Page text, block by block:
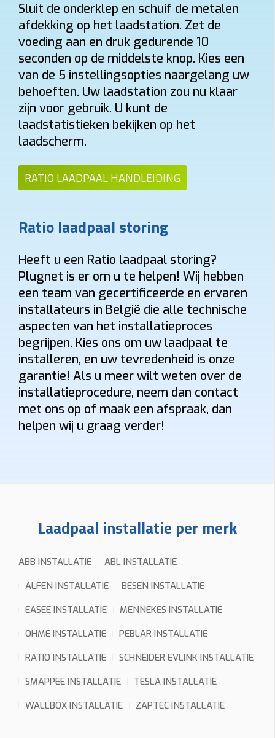
Sluit de onderklep en schuif de metalen
afdekking op het laadstation. Zet de
voeding aan en druk gedurende 10
seconden op de middelste knop. Kies een
van de 5 instellingsopties naargelang uw
behoeften. Uw laadstation zou nu klaar
zijn voor gebruik. U kunt de
laadstatistieken bekijken op het
laadscherm.
RATIO LAADPAAL HANDLEIDING
Ratio laadpaal storing
Heeft u een Ratio laadpaal storing?
Plugnet is er om u te helpen! Wij hebben
een team van gecertificeerde en ervaren
installateurs in België die alle technische
aspecten van het installatieproces
begrijpen. Kies ons om uw laadpaal te
installeren, en uw tevredenheid is onze
garantie! Als u meer wilt weten over de
installatieprocedure, neem dan contact
met ons op of maak een afspraak, dan
helpen wij u graag verder!
Afstand verdeelkast → laadpunt
5–10 m 10–15 m > 15 m tot 20 m
Load balancing
Ja Nee
Voorkomt dat de hoofdzekering uitvalt.
Meter
Digitale meter
BTW thuis
Woning ≥10 jaar (6% btw) Nieuwere woning (21% btw)
Gewenste functies (meerdere mogelijk)
Solar laden Dynamische tarieven laden Vaste kabel
Socket Smart charging Mobiele app
Ingebouwde MID-meter
Bidirectioneel 22 kW
Indicatieve totaalprijs
€ 1543 – € 1774 (incl. 6% btw)
Toestel: € 882
Installatie + materiaal: € 350 • Load balancing: € 87
Keuring: € 165
Installatieadres
Foto’s
Graag foto’s van uw verdeelkast, de plaats waar de
laadpaal komt en eventueel het kabeltraject. Sleep
kies
Laadpaal installatie per merk
ABB INSTALLATIE
ABL INSTALLATIE
ALFEN INSTALLATIE
BESEN INSTALLATIE
EASEE INSTALLATIE
MENNEKES INSTALLATIE
OHME INSTALLATIE
PEBLAR INSTALLATIE
RATIO INSTALLATIE
SCHNEIDER EVLINK INSTALLATIE
SMAPPEE INSTALLATIE
TESLA INSTALLATIE
WALLBOX INSTALLATIE
ZAPTEC INSTALLATIE